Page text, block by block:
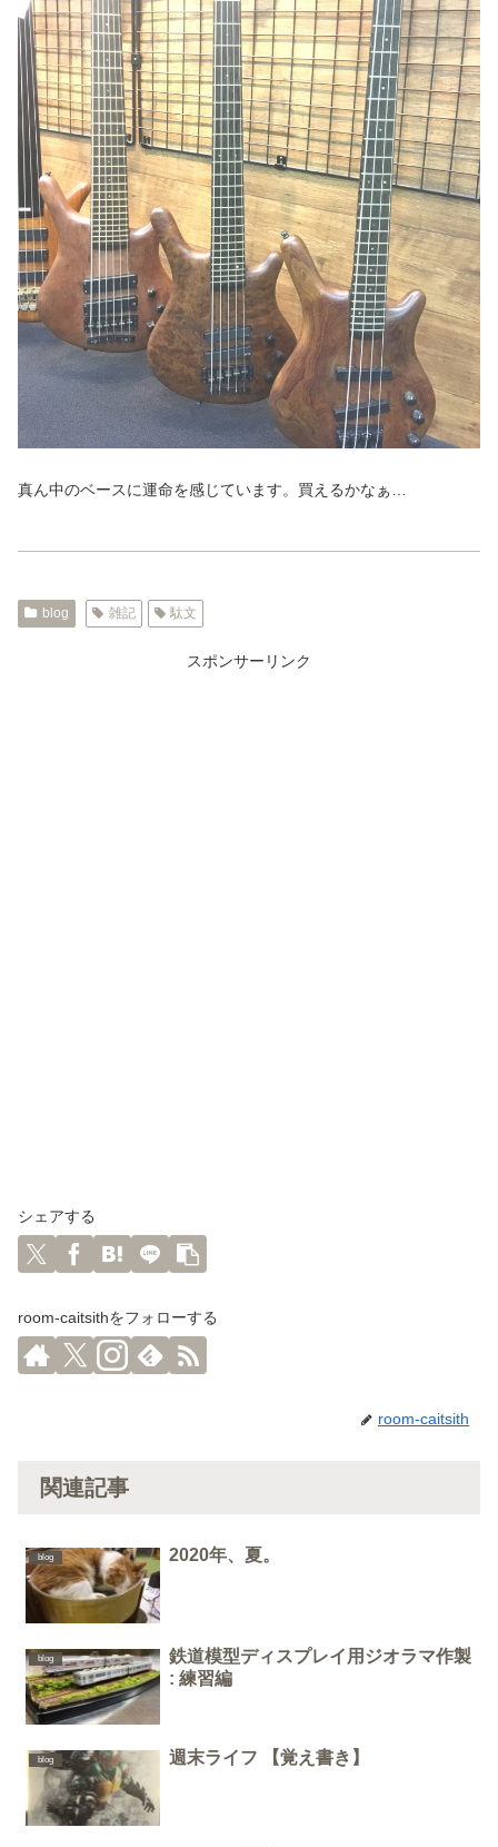
真ん中のベースに運命を感じています。買えるかなぁ…
blog 雑記 駄文
スポンサーリンク
シェアする
room-caitsithをフォローする
room-caitsith
関連記事
blog 2020年、夏。
blog
鉄道模型ディスプレイ用ジオラマ作製
: 練習編
blog 週末ライフ 【覚え書き】